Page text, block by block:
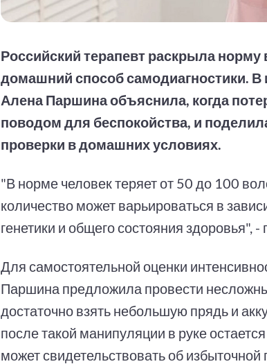
Российский терапевт раскрыла
домашний способ самодиагностики.
Алена Паршина объяснила, когда
поводом для беспокойства, и
проверки в домашних условиях.
"В норме человек теряет от 50 до 100
количество может варьироваться в
генетики и общего состояния здоровья", -
Для самостоятельной оценки
Паршина предложила провести
достаточно взять небольшую прядь и
после такой манипуляции в руке
может свидетельствовать об избыточной